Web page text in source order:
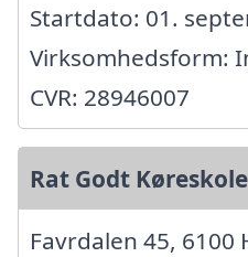
Startdato: 01.
Virksomhedsform:
CVR: 28946007
Rat Godt
Favrdalen 45, 6100